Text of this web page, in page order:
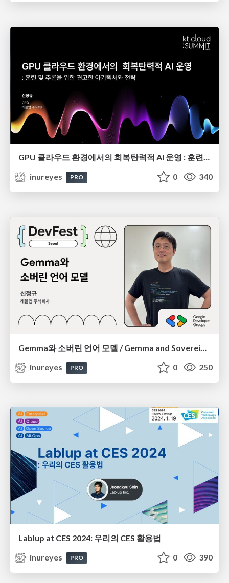
GPU 클라우드 환경에서의 회복탄력적 AI 운영 : 훈련 및 추론을 위한 견고한 아키텍처와 전략
inureyes
PRO 0 340
Gemma와 소버린 언어 모델 / Gemma and Sovereign Language Models
inureyes
PRO 0 250
Lablup at CES 2024: 우리의 CES 활용법
inureyes
PRO 0 390